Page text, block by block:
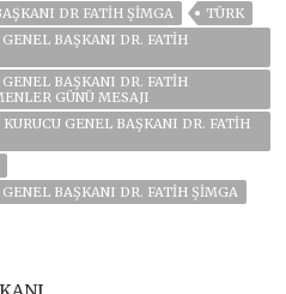
DR FATİH ŞİMGA
TÜRK
BAŞKANI DR. FATİH
BAŞKANI DR. FATİH
GÜNÜ MESAJI
GENEL BAŞKANI DR. FATİH
BAŞKANI DR. FATIH ŞIMGA